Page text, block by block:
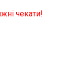
чекати!